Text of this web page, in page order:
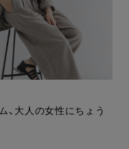
、大人の女性にちょう